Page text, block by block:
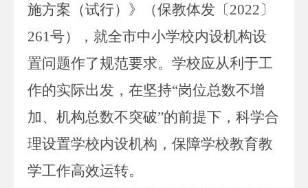
施方案（试行）》（保教体发〔2022〕
261号），就全市中小学校内设机构设
置问题作了规范要求。学校应从利于工
作的实际出发，在坚持“岗位总数不增
加、机构总数不突破”的前提下，科学合
理设置学校内设机构，保障学校教育教
学工作高效运转。